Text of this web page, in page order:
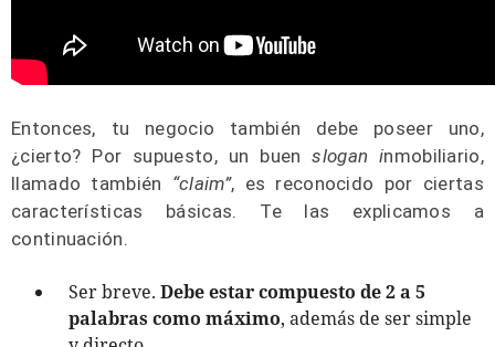
Entonces, tu negocio también debe poseer uno,
¿cierto? Por supuesto, un buenslogan inmobiliario,
llamado también “claim”, es reconocido por ciertas
características básicas. Te las explicamos a
continuación.
Ser breve. Debe estar compuesto de 2 a 5
palabras como máximo, además de ser simple